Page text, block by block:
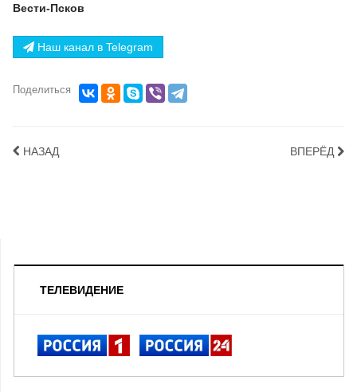
Вести-Псков
Наш канал в Telegram
Поделиться
НАЗАД ВПЕРЁД
ТЕЛЕВИДЕНИЕ